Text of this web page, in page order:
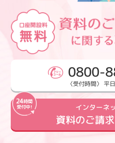
0800-
〈受付時間〉 平
インターネ
資料のご請